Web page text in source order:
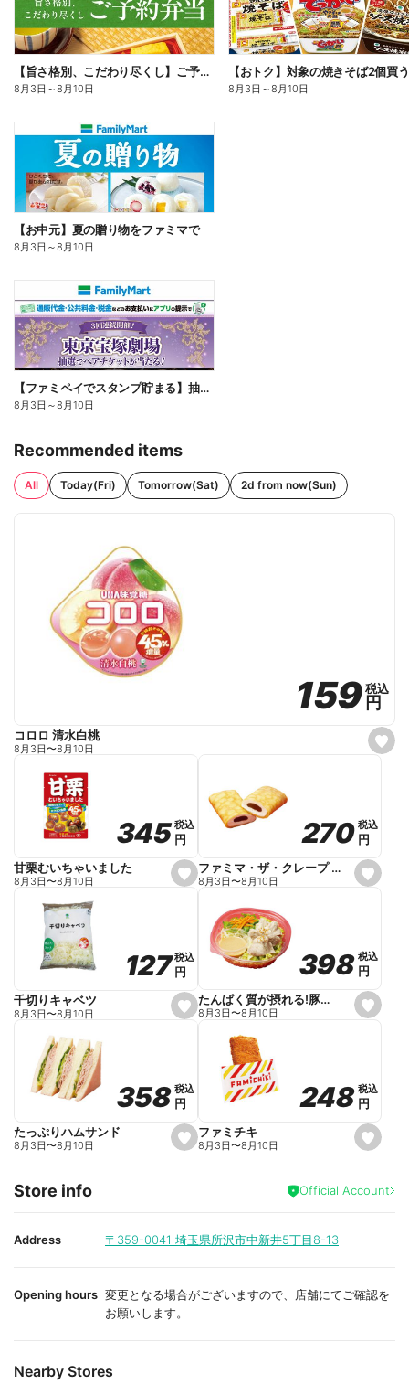
【旨さ格別、こだわり尽くし】ご予約弁当
8月3日 ～8月10日 8月3日 ～8月10日
【お中元】夏の贈り物をファミマで
8月3日 ～8月10日
【ファミペイでスタンプ貯まる】抽選でペアチケットが当たる!
8月3日 ～8月10日
Recommended items
All Today(Fri) Tomorrow(Sat) 2d from now(Sun)
s
e
159
159税込
税込
円
円
コロロ 清水白桃
8月3日〜8月10日
s
e
o
r
i
e
345
345税込
税込
円
円
甘栗むいちゃいました
8月3日〜8月10日
s
e
o
r
i
e
270
270 税込
税込
円
円
ファミマ・ザ・クレープ 生チョコ
8月3日〜8月10日
s
e
o
r
i
e
127
127税込
税込
円
円
千切りキャベツ
8月3日〜8月10日
s
e
o
r
i
e
398
398 税込
税込
円
円
たんぱく質が摂れる!豚しゃぶのパスタサラダ
8月3日〜8月10日
s
e
i
t
358
358税込
税込
円
円
たっぷりハムサンド
8月3日〜8月10日
s
e
a
248
248 税込
税込
円
円
ファミチキ
8月3日〜8月10日
Store info Official Account
Address 〒359-0041 埼玉県所沢市中新井5丁目8-13
Opening hours 変更となる場合がございますので、店舗にてご確認を
お願いします。
Nearby Stores